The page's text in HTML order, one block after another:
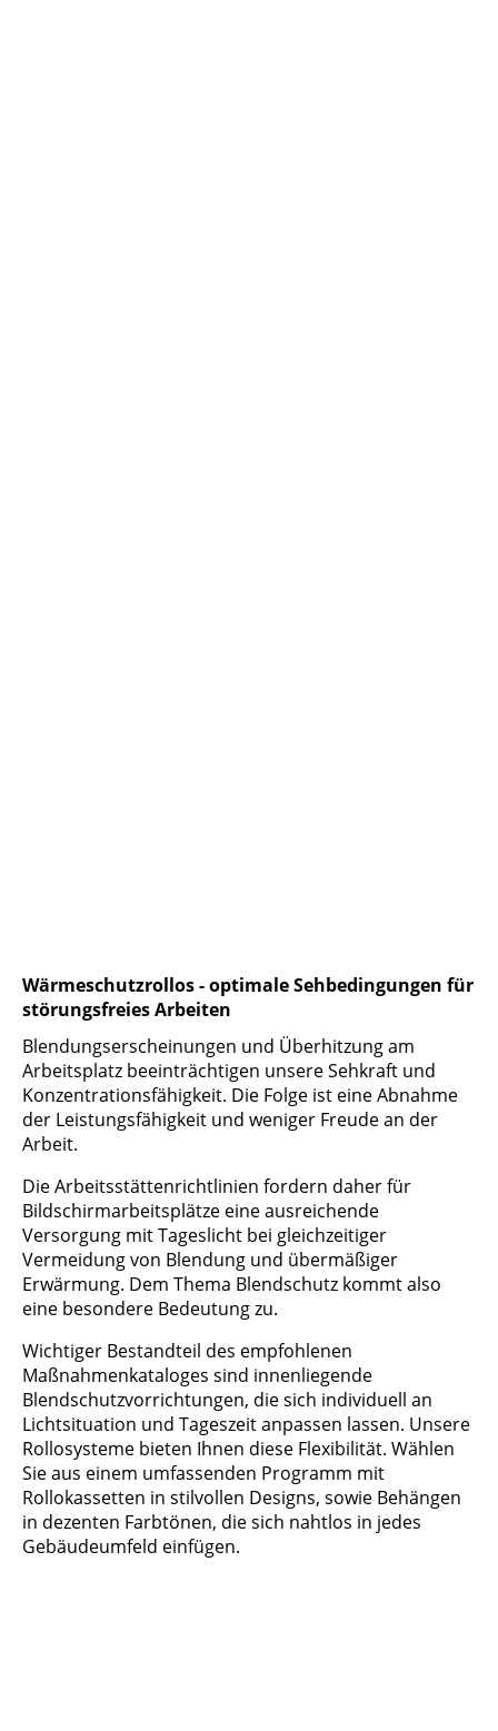
Wärmeschutzrollos - optimale Sehbedingungen für
störungsfreies Arbeiten
Blendungserscheinungen und Überhitzung am
Arbeitsplatz beeinträchtigen unsere Sehkraft und
Konzentrationsfähigkeit. Die Folge ist eine Abnahme
der Leistungsfähigkeit und weniger Freude an der
Arbeit.
Die Arbeitsstättenrichtlinien fordern daher für
Bildschirmarbeitsplätze eine ausreichende
Versorgung mit Tageslicht bei gleichzeitiger
Vermeidung von Blendung und übermäßiger
Erwärmung. Dem Thema Blendschutz kommt also
eine besondere Bedeutung zu.
Wichtiger Bestandteil des empfohlenen
Maßnahmenkataloges sind innenliegende
Blendschutzvorrichtungen, die sich individuell an
Lichtsituation und Tageszeit anpassen lassen. Unsere
Rollosysteme bieten Ihnen diese Flexibilität. Wählen
Sie aus einem umfassenden Programm mit
Rollokassetten in stilvollen Designs, sowie Behängen
in dezenten Farbtönen, die sich nahtlos in jedes
Gebäudeumfeld einfügen.